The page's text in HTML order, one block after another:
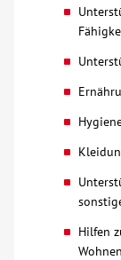
Mitmachen
Karriere
Glossar
Hilfen